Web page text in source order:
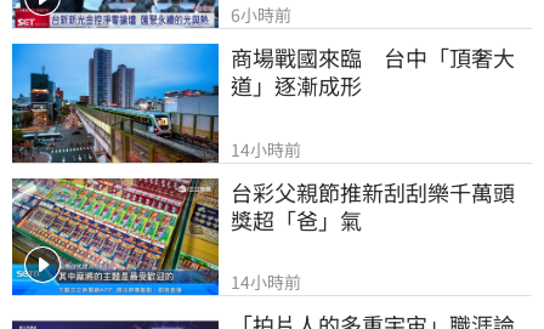
6小時前
商場戰國來臨　台中「頂奢大
道」逐漸成形
14小時前
台彩父親節推新刮刮樂千萬頭
獎超「爸」氣
14小時前